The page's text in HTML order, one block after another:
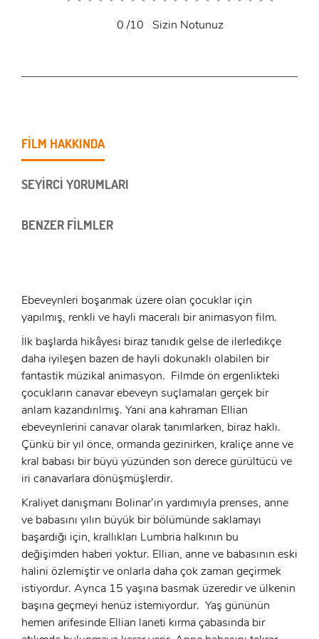
0/10 Sizin Notunuz
FİLM HAKKINDA
SEYİRCİ YORUMLARI
BENZER FİLMLER
Ebeveynleri boşanmak üzere olan çocuklar için
yapılmış, renkli ve hayli maceralı bir animasyon film.
İlk başlarda hikâyesi biraz tanıdık gelse de ilerledikçe
daha iyileşen bazen de hayli dokunaklı olabilen bir
fantastik müzikal animasyon. Filmde ön ergenlikteki
çocukların canavar ebeveyn suçlamaları gerçek bir
anlam kazandırılmış. Yani ana kahraman Ellian
ebeveynlerini canavar olarak tanımlarken, biraz haklı.
Çünkü bir yıl önce, ormanda gezinirken, kraliçe anne ve
kral babası bir büyü yüzünden son derece gürültücü ve
iri canavarlara dönüşmüşlerdir.
Kraliyet danışmanı Bolinar’ın yardımıyla prenses, anne
ve babasını yılın büyük bir bölümünde saklamayı
başardığı için, krallıkları Lumbria halkının bu
değişimden haberi yoktur. Ellian, anne ve babasının eski
halini özlemiştir ve onlarla daha çok zaman geçirmek
istiyordur. Ayrıca 15 yaşına basmak üzeredir ve ülkenin
başına geçmeyi henüz istemiyordur. Yaş gününün
hemen arifesinde Ellian laneti kırma çabasında bir